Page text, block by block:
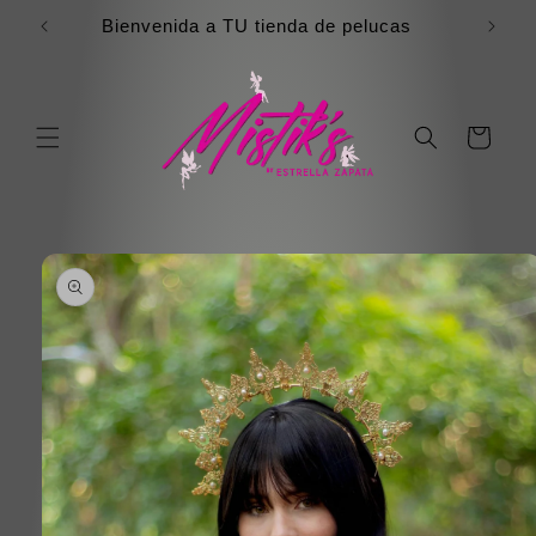
directamenteBienvenida a TU tienda de pelucas
Carrito
directamente
información
del producto